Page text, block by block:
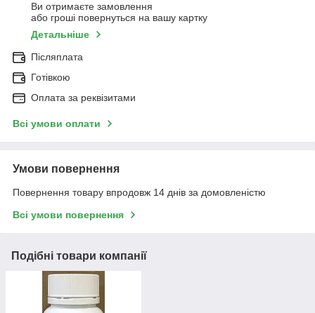
Ви отримаєте замовлення
або гроші повернуться на вашу картку
Детальніше
Післяплата
Готівкою
Оплата за реквізитами
Всі умови оплати
Умови повернення
Повернення товару впродовж 14 днів за домовленістю
Всі умови повернення
Подібні товари компанії